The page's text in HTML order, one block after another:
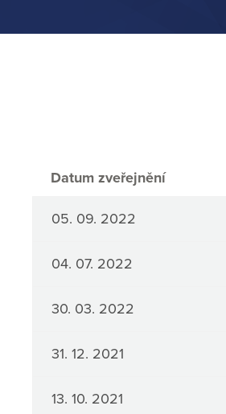
Datum zveřejnění
05. 09. 2022
04. 07. 2022
30. 03. 2022
31. 12. 2021
13. 10. 2021